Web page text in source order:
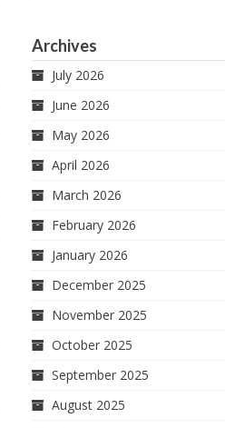
Archives
July 2026
June 2026
May 2026
April 2026
March 2026
February 2026
January 2026
December 2025
November 2025
October 2025
September 2025
August 2025